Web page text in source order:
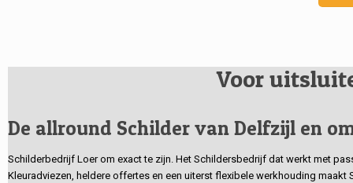
Voor
De allround Schilder van Delfzijl en
Schilderbedrijf Loer om exact te zijn. Het Schildersbedrijf dat werkt met
Kleuradviezen, heldere offertes en een uiterst flexibele werkhouding